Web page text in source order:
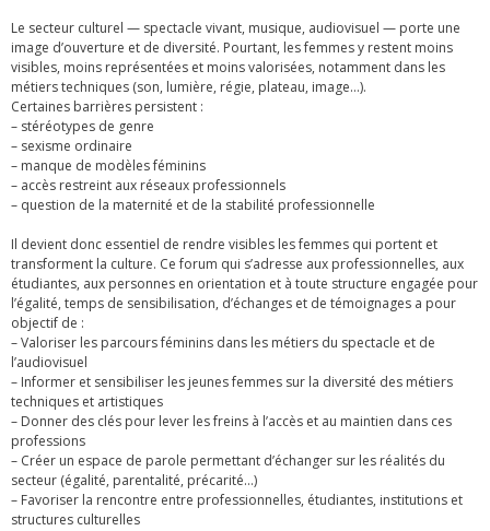
Le secteur culturel — spectacle vivant, musique, audiovisuel — porte une
image d’ouverture et de diversité. Pourtant, les femmes y restent moins
visibles, moins représentées et moins valorisées, notamment dans les
métiers techniques (son, lumière, régie, plateau, image…).
Certaines barrières persistent :
– stéréotypes de genre
– sexisme ordinaire
– manque de modèles féminins
– accès restreint aux réseaux professionnels
– question de la maternité et de la stabilité professionnelle
Il devient donc essentiel de rendre visibles les femmes qui portent et
transforment la culture. Ce forum qui s’adresse aux professionnelles, aux
étudiantes, aux personnes en orientation et à toute structure engagée pour
l’égalité, temps de sensibilisation, d’échanges et de témoignages a pour
objectif de :
– Valoriser les parcours féminins dans les métiers du spectacle et de
l’audiovisuel
– Informer et sensibiliser les jeunes femmes sur la diversité des métiers
techniques et artistiques
– Donner des clés pour lever les freins à l’accès et au maintien dans ces
professions
– Créer un espace de parole permettant d’échanger sur les réalités du
secteur (égalité, parentalité, précarité…)
– Favoriser la rencontre entre professionnelles, étudiantes, institutions et
structures culturelles